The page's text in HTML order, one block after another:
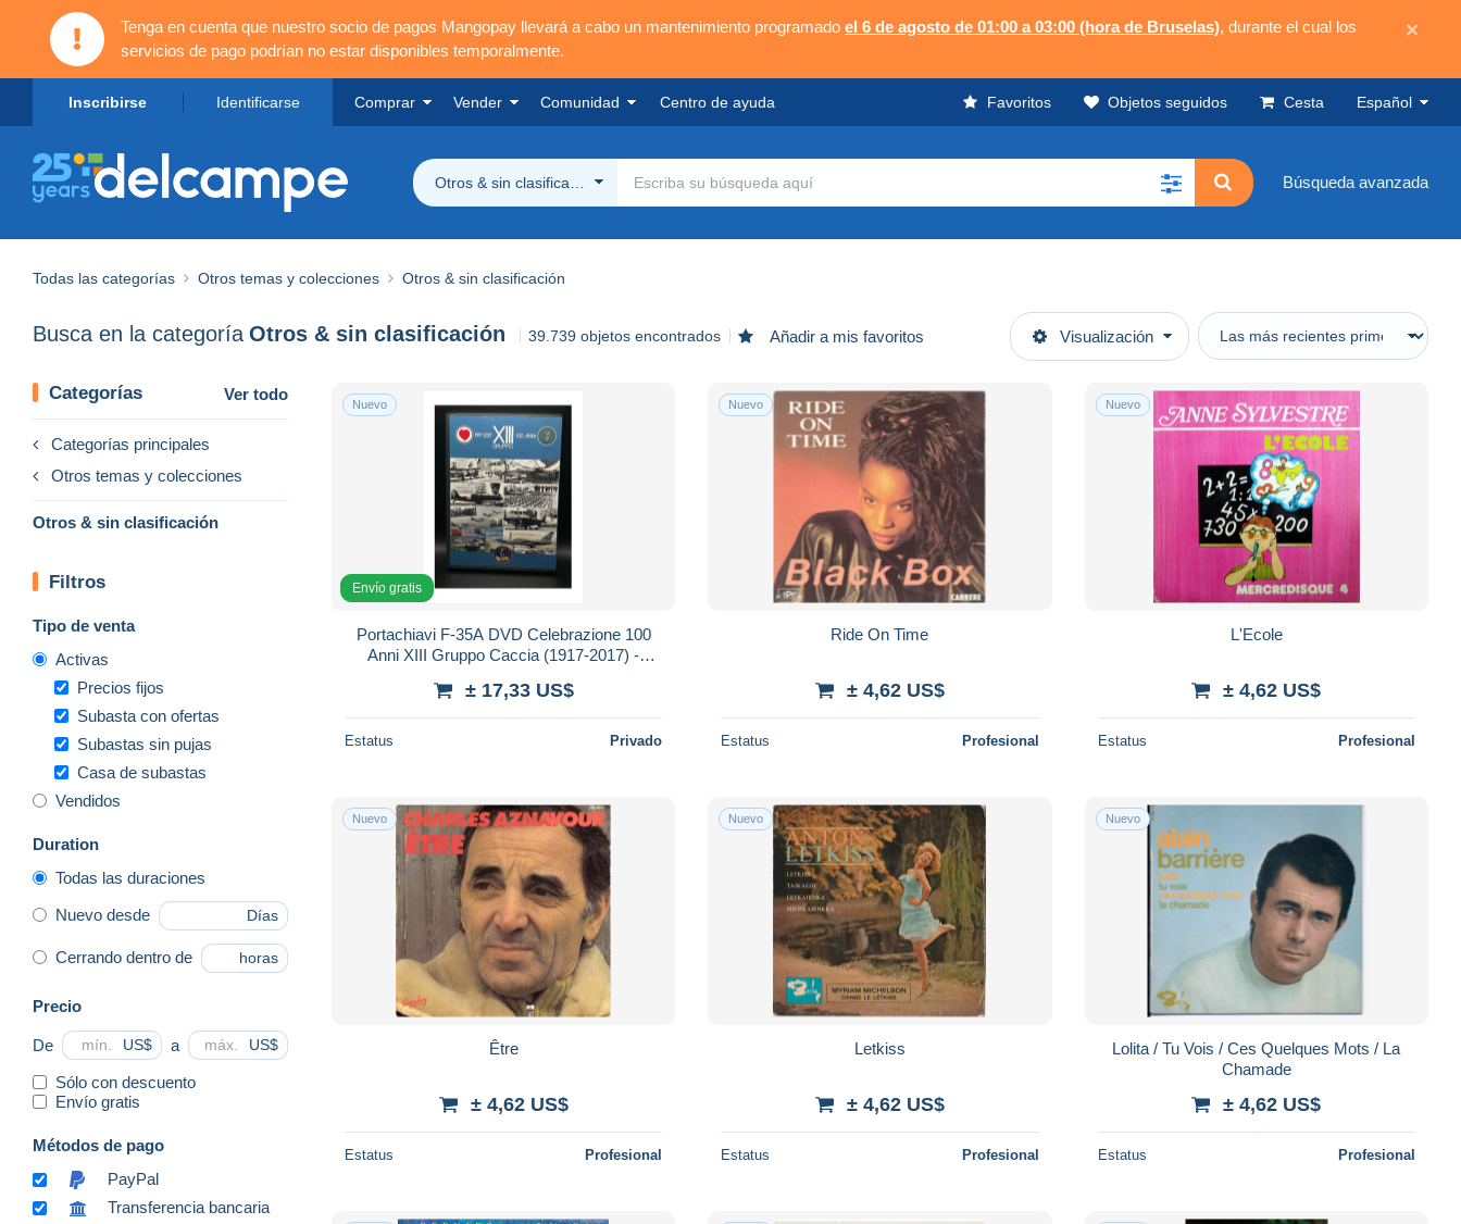
Tenga en cuenta que nuestro socio de pagos Mangopay llevará a cabo un mantenimiento programado el 6 de agosto de 01:00 a 03:00 (hora de Bruselas), durante el cual los
servicios de pago podrían no estar disponibles temporalmente.
×
Inscribirse Identificarse Comprar Vender Comunidad Centro de ayuda Favoritos Objetos seguidos Cesta Español
Otros & sin clasificación Búsqueda avanzada
Todas las categorías Otros temas y colecciones Otros & sin clasificación
Busca en la categoría Otros & sin clasificación 39.739 objetos encontrados Añadir a mis favoritos Visualización
Categorías Ver todo
Categorías principales
Otros temas y colecciones
Otros & sin clasificación
Filtros
Tipo de venta
Activas
Precios fijos
Subasta con ofertas
Subastas sin pujas
Casa de subastas
Vendidos
Duration
Todas las duraciones
Nuevo desde Días
Cerrando dentro de horas
Precio
De US$ a US$
Sólo con descuento
Envío gratis
Métodos de pago
PayPal
Transferencia bancaria
Nuevo
Envío gratis
Portachiavi F-35A DVD Celebrazione 100
Anni XIII Gruppo Caccia (1917-2017) -
± 17,33 US$
Estatus Privado
Nuevo
Ride On Time
± 4,62 US$
Estatus Profesional
Nuevo
L'Ecole
± 4,62 US$
Estatus Profesional
Nuevo
Être
± 4,62 US$
Estatus Profesional
Nuevo
Letkiss
± 4,62 US$
Estatus Profesional
Nuevo
Lolita / Tu Vois / Ces Quelques Mots / La
Chamade
± 4,62 US$
Estatus Profesional